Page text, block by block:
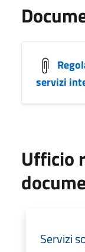
servizi
Ufficio
Servizi